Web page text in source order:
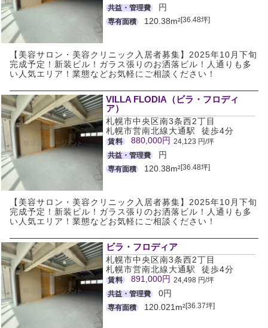
共益・管理費
円
専有面積 120.38m²[36.48坪]
【美容サロン・美容クリニック入居者募集】2025年10月下旬
完成予定！新装ビル！ガラス張りのお洒落ビル！人通りも多
い人気エリア！業態などお気軽にご相談ください！
VILLA FLODIA（ビラ・フロディ
ア）
札幌市中央区南3条西2丁目
札幌市営南北線大通駅 徒歩4分
賃料 880,000円 24,123 円/坪
共益・管理費
円
専有面積 120.38m²[36.48坪]
【美容サロン・美容クリニック入居者募集】2025年10月下旬
完成予定！新装ビル！ガラス張りのお洒落ビル！人通りも多
い人気エリア！業態などお気軽にご相談ください！
ビラ・フロディア
札幌市中央区南3条西2丁目
札幌市営南北線大通駅 徒歩4分
賃料 891,000円 24,498 円/坪
共益・管理費
0円
専有面積 120.021m²[36.37坪]